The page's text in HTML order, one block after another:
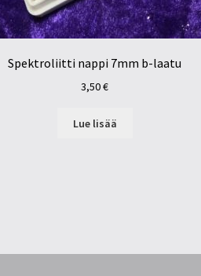
Spektroliitti nappi 7mm b-laatu
3,50€
Lue lisää